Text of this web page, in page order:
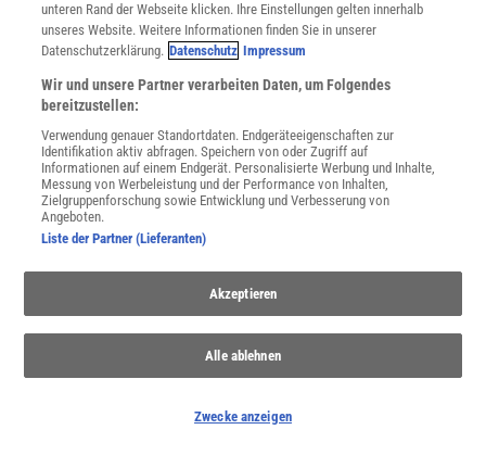
WEITERE NEUERSCHEINUNGEN
Spektrum.de-Newsletter abonnieren
JETZT ANMELDEN!
Sie können unsere Newsletter jederzeit wieder abbestellen. Infos zu unserem Umgang
unteren Rand der Webseite klicken. Ihre Einstellungen gelten innerhalb
unseres Website. Weitere Informationen finden Sie in unserer
Datenschutzerklärung. Datenschutz Impressum
Wir und unsere Partner verarbeiten Daten, um Folgendes
bereitzustellen:
Verwendung genauer Standortdaten. Endgeräteeigenschaften zur
Identifikation aktiv abfragen. Speichern von oder Zugriff auf
Informationen auf einem Endgerät. Personalisierte Werbung und Inhalte,
Messung von Werbeleistung und der Performance von Inhalten,
Zielgruppenforschung sowie Entwicklung und Verbesserung von
Angeboten.
Liste der Partner (Lieferanten)
Akzeptieren
Alle ablehnen
Zwecke anzeigen